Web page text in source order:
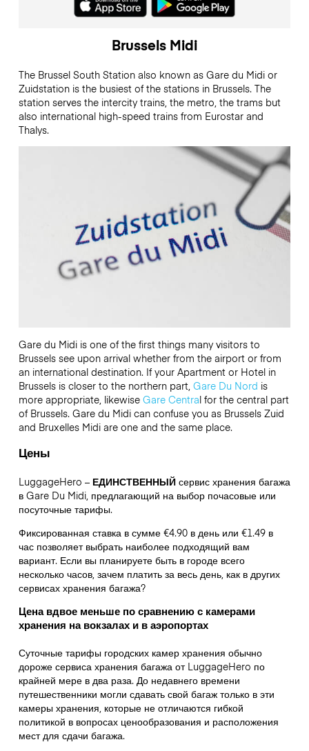
Brussels Midi
The Brussel South Station also known as Gare du Midi or
Zuidstation is the busiest of the stations in Brussels. The
station serves the intercity trains, the metro, the trams but
also international high-speed trains from Eurostar and
Thalys.
Gare du Midi is one of the first things many visitors to
Brussels see upon arrival whether from the airport or from
an international destination. If your Apartment or Hotel in
Brussels is closer to the northern part, Gare Du Nord is
more appropriate, likewise Gare Central for the central part
of Brussels. Gare du Midi can confuse you as Brussels Zuid
and Bruxelles Midi are one and the same place.
Цены
LuggageHero – ЕДИНСТВЕННЫЙсервис хранения багажа
в Gare Du Midi, предлагающий на выбор почасовые или
посуточные тарифы.
Фиксированная ставка в сумме €4.90 в день или €1.49 в
час позволяет выбрать наиболее подходящий вам
вариант. Если вы планируете быть в городе всего
несколько часов, зачем платить за весь день, как в других
сервисах хранения багажа?
Цена вдвое меньше по сравнению с камерами
хранения на вокзалах и в аэропортах
Суточные тарифы городских камер хранения обычно
дороже сервиса хранения багажа от LuggageHero по
крайней мере в два раза. До недавнего времени
путешественники могли сдавать свой багаж только в эти
камеры хранения, которые не отличаются гибкой
политикой в вопросах ценообразования и расположения
мест для сдачи багажа.